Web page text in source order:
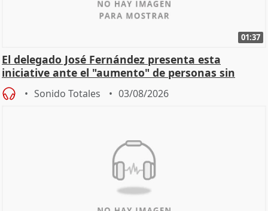
01:37
El delegado José Fernández presenta esta
iniciative ante el "aumento" de personas sin
hogar en Madri
Sonido Totales 03/08/2026